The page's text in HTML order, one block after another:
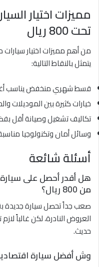
مميزات اختيار
تحت 800 ريال
يتمثل بالنقاط التالية:
قسط شهري منخفض يناسب
خيارات كثيرة بين الموديلات
تكاليف تشغيل وصيانة أقل
وسائل أمان وتكنولوجيا
أسئلة شائعة
هل أقدر أحصل على
من 800 ريال؟
العروض النادرة، لكن غالباً
حديث.
وش أفضل سيارة